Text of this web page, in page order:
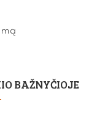
BAŽNYČIOJE